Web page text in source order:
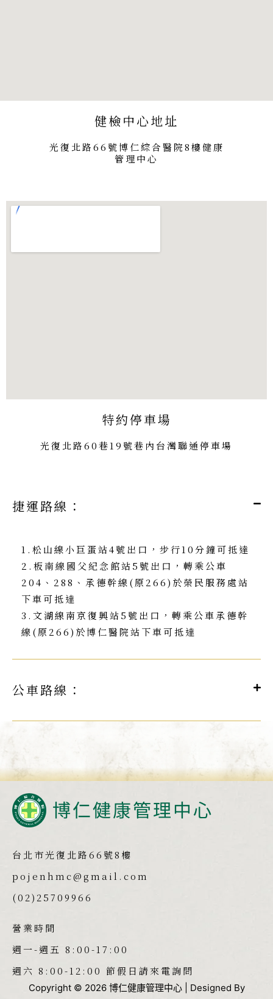
健檢中心地址
光復北路66號博仁綜合醫院8樓健康
管理中心
特約停車場
光復北路60巷19號巷內台灣聯通停車場
捷運路線：
1.松山線小巨蛋站4號出口，步行10分鐘可抵達
2.板南線國父紀念館站5號出口，轉乘公車
204、288、承德幹線(原266)於榮民服務處站
下車可抵達
3.文湖線南京復興站5號出口，轉乘公車承德幹
線(原266)於博仁醫院站下車可抵達
公車路線：
台北市光復北路66號8樓
pojenhmc@gmail.com
(02)25709966
營業時間
週一-週五 8:00-17:00
週六 8:00-12:00 節假日請來電詢問
Copyright © 2026 博仁健康管理中心 | Designed By